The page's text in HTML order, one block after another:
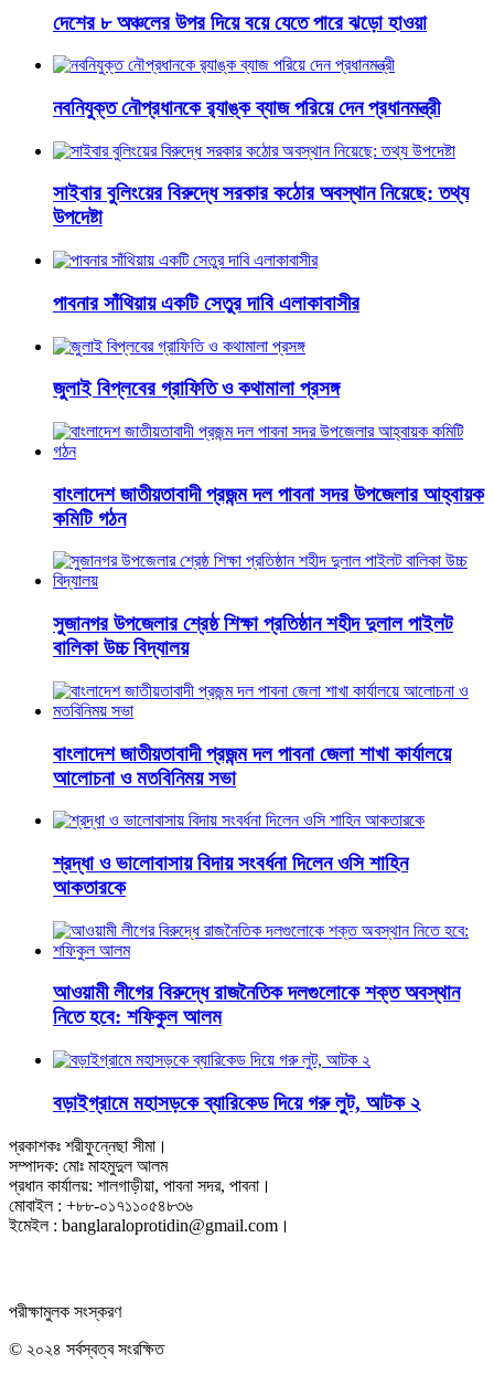
দেশের ৮ অঞ্চলের উপর দিয়ে বয়ে যেতে পারে ঝড়ো হাওয়া
নবনিযুক্ত নৌপ্রধানকে র‌্যাঙ্ক ব্যাজ পরিয়ে দেন প্রধানমন্ত্রী
সাইবার বুলিংয়ের বিরুদ্ধে সরকার কঠোর অবস্থান নিয়েছে: তথ্য
উপদেষ্টা
পাবনার সাঁথিয়ায় একটি সেতুর দাবি এলাকাবাসীর
জুলাই বিপ্লবের গ্রাফিতি ও কথামালা প্রসঙ্গ
বাংলাদেশ জাতীয়তাবাদী প্রজন্ম দল পাবনা সদর উপজেলার আহ্বায়ক
কমিটি গঠন
সুজানগর উপজেলার শ্রেষ্ঠ শিক্ষা প্রতিষ্ঠান শহীদ দুলাল পাইলট
বালিকা উচ্চ বিদ্যালয়
বাংলাদেশ জাতীয়তাবাদী প্রজন্ম দল পাবনা জেলা শাখা কার্যালয়ে
আলোচনা ও মতবিনিময় সভা
শ্রদ্ধা ও ভালোবাসায় বিদায় সংবর্ধনা দিলেন ওসি শাহিন
আকতারকে
আওয়ামী লীগের বিরুদ্ধে রাজনৈতিক দলগুলোকে শক্ত অবস্থান
নিতে হবে: শফিকুল আলম
বড়াইগ্রামে মহাসড়কে ব্যারিকেড দিয়ে গরু লুট, আটক ২
প্রকাশকঃ শরীফুন্নেছা সীমা।
সম্পাদক: মোঃ মাহমুদুল আলম
প্রধান কার্যালয়: শালগাড়ীয়া, পাবনা সদর, পাবনা।
মোবাইল : +৮৮-০১৭১১০৫৪৮৩৬
ইমেইল : banglaraloprotidin@gmail.com।
পরীক্ষামুলক সংস্করণ
© ২০২৪ সর্বস্বত্ব সংরক্ষিত